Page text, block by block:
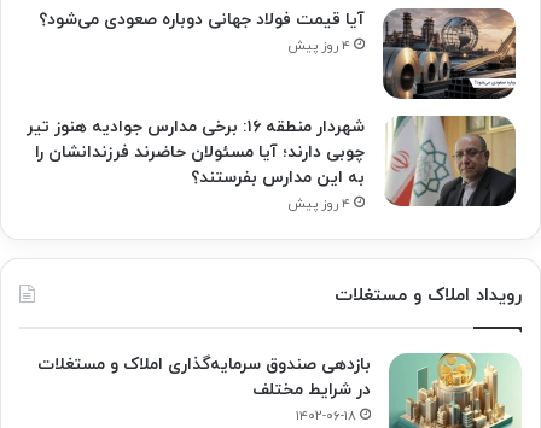
آیا قیمت فولاد جهانی دوباره صعودی می‌شود؟
۴ روز پیش
شهردار منطقه ۱۶: برخی مدارس جوادیه هنوز تیر
چوبی دارند؛ آیا مسئولان حاضرند فرزندانشان را
به این مدارس بفرستند؟
۴ روز پیش
رویداد املاک و مستغلات
بازدهی صندوق سرمایه‌گذاری املاک و مستغلات
در شرایط مختلف
۱۴۰۲-۰۶-۱۸